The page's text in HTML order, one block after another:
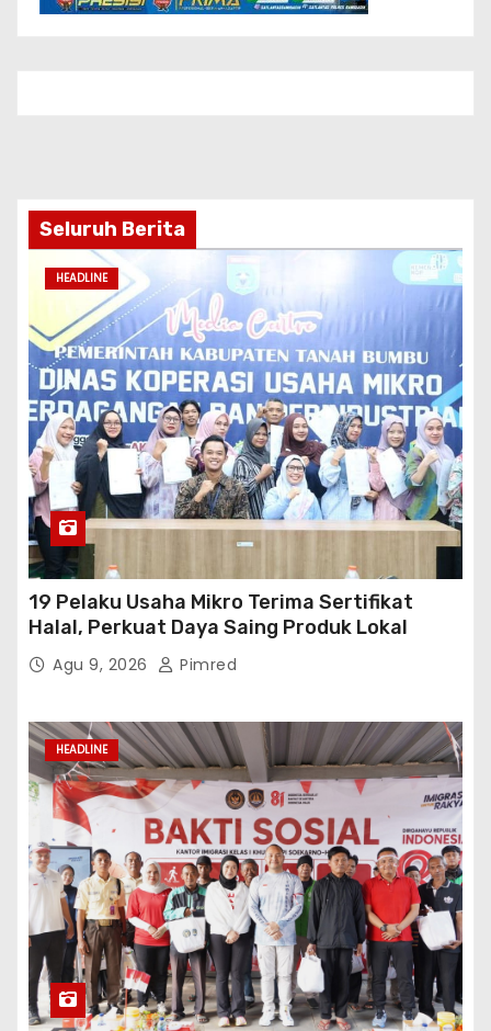
Seluruh Berita
HEADLINE
19 Pelaku Usaha Mikro Terima Sertifikat
Halal, Perkuat Daya Saing Produk Lokal
Agu 9, 2026 Pimred
HEADLINE